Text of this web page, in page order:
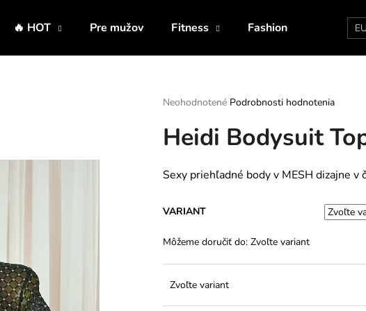
🔥 HOT Pre mužov Fitness Fashion
Priemerné
produktu
je
z
5
Neohodnotené Podrobnosti hodnotenia
Heidi Bodysuit
Sexy priehľadné body v MESH dizajne v
VARIANT
Môžeme doručiť do: Zvoľte variant
Zvoľte variant
HĽADAŤ